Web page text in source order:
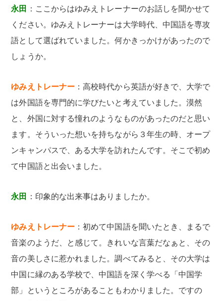
永田
：ここからはゆみえトレーナーのお話しを聞かせて
ください。ゆみえトレーナーは大学時代、中国語を専攻
語として選ばれていました。何かきっかけがあったので
しょうか。
ゆみえトレーナー ：高校時代から英語が好きで、大学で
は外国語を専門的に学びたいと考えていました。漠然
と、外国に対する憧れのようなものがあったのだと思い
ます。そういった想いを持ちながら３年生の時、オープ
ンキャンパスで、ある大学を訪れたんです。そこで初め
て中国語と出会いました。
永田 ：印象的な出来事はありましたか。
ゆみえトレーナー ：初めて中国語を聞いたとき、まるで
音楽のようだ、と感じて。きれいな言葉だなぁと、その
音の美しさに惹かれました。調べてみると、その大学は
中国に縁のある学校で、中国語を深く学べる「中国学
部」というところがあることもわかりました。ですの